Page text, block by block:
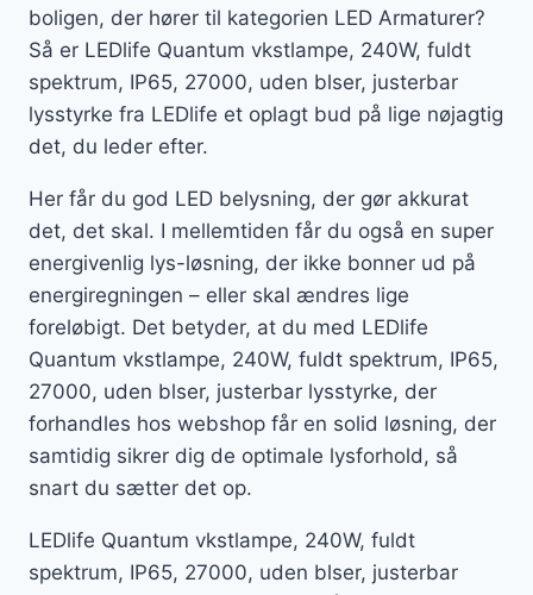
boligen, der hører til kategorien LED Armaturer?
Så er LEDlife Quantum vkstlampe, 240W, fuldt
spektrum, IP65, 27000, uden blser, justerbar
lysstyrke fra LEDlife et oplagt bud på lige nøjagtig
det, du leder efter.
Her får du god LED belysning, der gør akkurat
det, det skal. I mellemtiden får du også en super
energivenlig lys-løsning, der ikke bonner ud på
energiregningen – eller skal ændres lige
foreløbigt. Det betyder, at du med LEDlife
Quantum vkstlampe, 240W, fuldt spektrum, IP65,
27000, uden blser, justerbar lysstyrke, der
forhandles hos webshop får en solid løsning, der
samtidig sikrer dig de optimale lysforhold, så
snart du sætter det op.
LEDlife Quantum vkstlampe, 240W, fuldt
spektrum, IP65, 27000, uden blser, justerbar